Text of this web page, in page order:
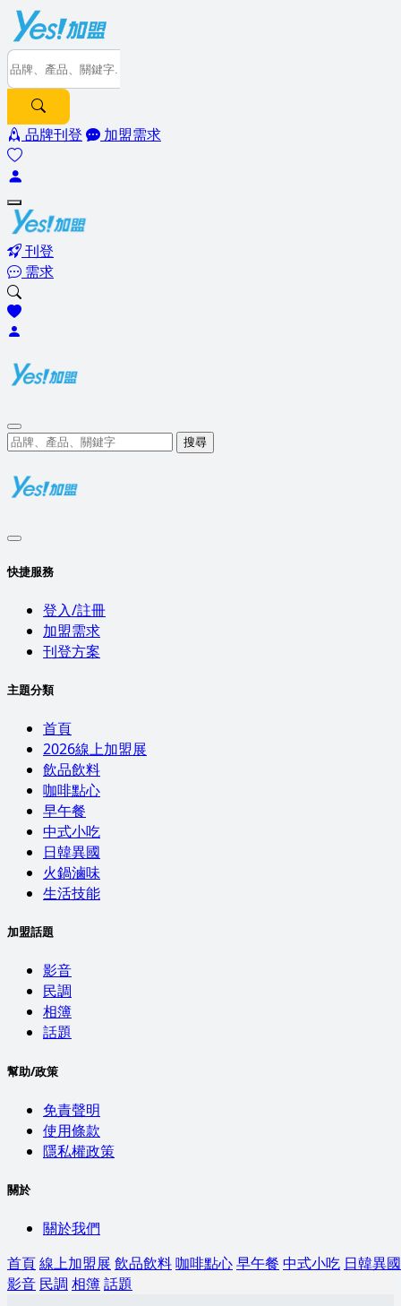
品牌刊登 加盟需求
刊登
需求
搜尋
快捷服務
登入/註冊
加盟需求
刊登方案
主題分類
首頁
2026線上加盟展
飲品飲料
咖啡點心
早午餐
中式小吃
日韓異國
火鍋滷味
生活技能
加盟話題
影音
民調
相簿
話題
幫助/政策
免責聲明
使用條款
隱私權政策
關於
關於我們
首頁線上加盟展 飲品飲料咖啡點心早午餐 中式小吃 日韓異國
影音 民調 相簿話題